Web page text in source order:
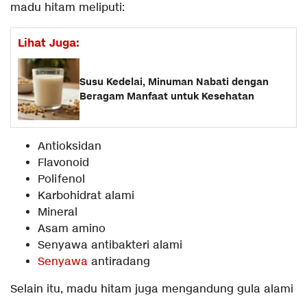
madu hitam meliputi:
Lihat Juga:
Susu Kedelai, Minuman Nabati dengan
Beragam Manfaat untuk Kesehatan
Antioksidan
Flavonoid
Polifenol
Karbohidrat alami
Mineral
Asam amino
Senyawa antibakteri alami
Senyawa antiradang
Selain itu, madu hitam juga mengandung gula alami